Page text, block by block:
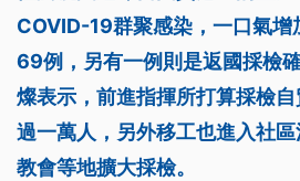
COVID-19群聚感染，一口氣
69例，另有一例則是返國採檢
燦表示，前進指揮所打算採檢
過一萬人，另外移工也進入社區
教會等地擴大採檢。